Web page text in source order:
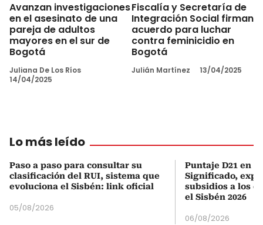
Avanzan investigaciones
en el asesinato de una
pareja de adultos
mayores en el sur de
Bogotá
Juliana De Los Ríos
14/04/2025
Fiscalía y Secretaría de
Integración Social firman
acuerdo para luchar
contra feminicidio en
Bogotá
Julián Martínez 13/04/2025
Lo más leído
Paso a paso para consultar su
clasificación del RUI, sistema que
evoluciona el Sisbén: link oficial
05/08/2026
Puntaje D21 en
Significado,
subsidios a los
el Sisbén 2026
06/08/2026